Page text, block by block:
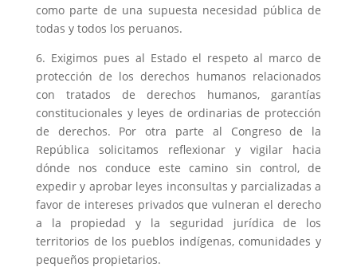
como parte de una supuesta necesidad pública de
todas y todos los peruanos.
6. Exigimos pues al Estado el respeto al marco de
protección de los derechos humanos relacionados
con tratados de derechos humanos, garantías
constitucionales y leyes de ordinarias de protección
de derechos. Por otra parte al Congreso de la
República solicitamos reflexionar y vigilar hacia
dónde nos conduce este camino sin control, de
expedir y aprobar leyes inconsultas y parcializadas a
favor de intereses privados que vulneran el derecho
a la propiedad y la seguridad jurídica de los
territorios de los pueblos indígenas, comunidades y
pequeños propietarios.